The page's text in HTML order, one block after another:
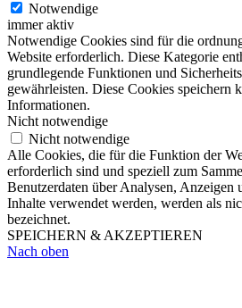
Notwendige
immer aktiv
Notwendige Cookies sind für die
Website erforderlich. Diese Kategorie
grundlegende Funktionen und
gewährleisten. Diese Cookies speichern
Informationen.
Nicht notwendige
Nicht notwendige
Alle Cookies, die für die Funktion der
erforderlich sind und speziell zum
Benutzerdaten über Analysen, Anzeigen
Inhalte verwendet werden, werden als
bezeichnet.
SPEICHERN & AKZEPTIEREN
Nach oben